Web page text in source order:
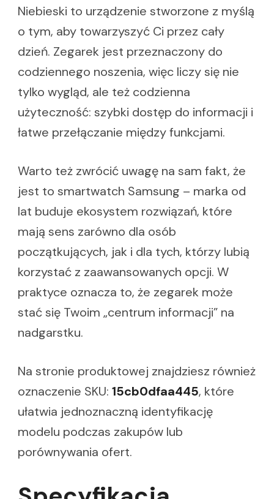
Niebieski to urządzenie stworzone z myślą
o tym, aby towarzyszyć Ci przez cały
dzień. Zegarek jest przeznaczony do
codziennego noszenia, więc liczy się nie
tylko wygląd, ale też codzienna
użyteczność: szybki dostęp do informacji i
łatwe przełączanie między funkcjami.
Warto też zwrócić uwagę na sam fakt, że
jest to smartwatch Samsung – marka od
lat buduje ekosystem rozwiązań, które
mają sens zarówno dla osób
początkujących, jak i dla tych, którzy lubią
korzystać z zaawansowanych opcji. W
praktyce oznacza to, że zegarek może
stać się Twoim „centrum informacji” na
nadgarstku.
Na stronie produktowej znajdziesz również
oznaczenie SKU: 15cb0dfaa445, które
ułatwia jednoznaczną identyfikację
modelu podczas zakupów lub
porównywania ofert.